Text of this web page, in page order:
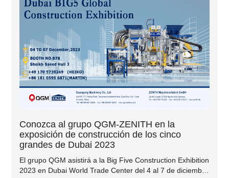
Conozca al grupo QGM-ZENITH en la
exposición de construcción de los cinco
grandes de Dubai 2023
El grupo QGM asistirá a la Big Five Construction Exhibition
2023 en Dubai World Trade Center del 4 al 7 de diciembre